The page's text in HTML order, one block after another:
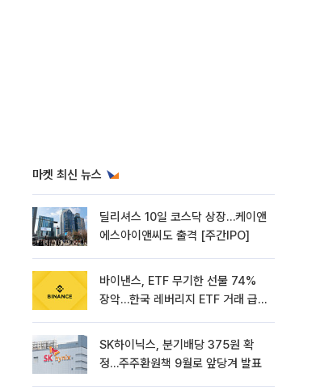
마켓 최신 뉴스
딜리셔스 10일 코스닥 상장…케이앤
에스아이앤씨도 출격 [주간IPO]
바이낸스, ETF 무기한 선물 74%
장악…한국 레버리지 ETF 거래 급
SK하이닉스, 분기배당 375원 확
정…주주환원책 9월로 앞당겨 발표